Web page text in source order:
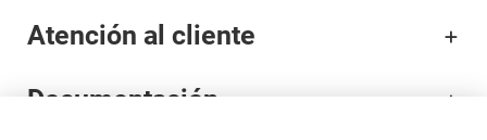
Atención al cliente
Documentación